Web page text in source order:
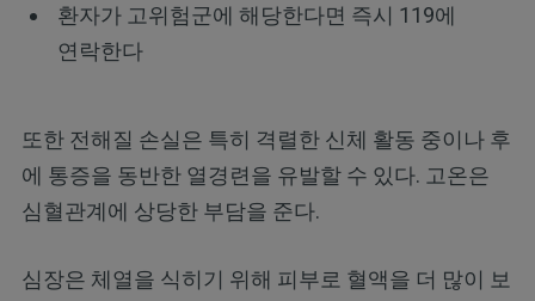
환자가 고위험군에 해당한다면 즉시 119에
연락한다
또한 전해질 손실은 특히 격렬한 신체 활동 중이나 후
에 통증을 동반한 열경련을 유발할 수 있다. 고온은
심혈관계에 상당한 부담을 준다.
심장은 체열을 식히기 위해 피부로 혈액을 더 많이 보